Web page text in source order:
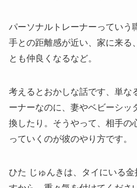
パーソナルトレーナーっていう
手との距離感が近い、家に来る
とも仲良くなるなど。
考えるとおかしな話です、単な
ーナーなのに、妻やベビーシッ
換したり。そうやって、相手の
っていくのが彼のやり方です。
ひた じゅんきは、タイにいる金